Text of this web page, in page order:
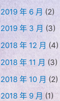
2019 年 6 月 (2)
2019 年 3 月 (3)
2018 年 12 月 (4)
2018 年 11 月 (3)
2018 年 10 月 (2)
2018 年 9 月 (1)